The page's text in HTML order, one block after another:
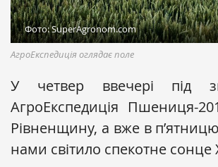
Фото: SuperAgronom.com
АгроЕкспедиція оглядає поле
У четвер ввечері під
АгроЕкспедиція Пшениця-
Рівненщину, а вже в
нами світило спекотне